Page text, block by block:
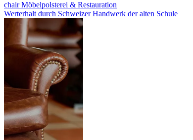
chair Möbelpolsterei & Restauration
Werterhalt durch Schweizer Handwerk der alten Schule